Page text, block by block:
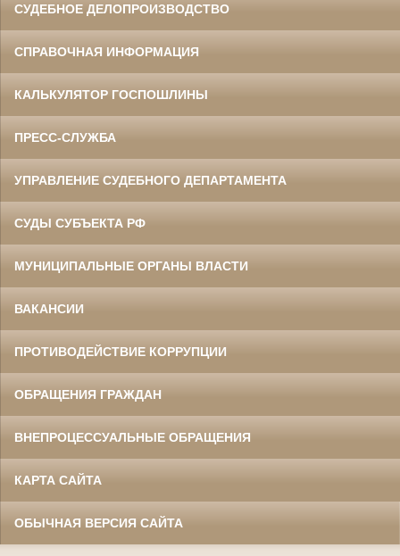
СУДЕБНОЕ ДЕЛОПРОИЗВОДСТВО
СПРАВОЧНАЯ ИНФОРМАЦИЯ
КАЛЬКУЛЯТОР ГОСПОШЛИНЫ
ПРЕСС-СЛУЖБА
УПРАВЛЕНИЕ СУДЕБНОГО ДЕПАРТАМЕНТА
СУДЫ СУБЪЕКТА РФ
МУНИЦИПАЛЬНЫЕ ОРГАНЫ ВЛАСТИ
ВАКАНСИИ
ПРОТИВОДЕЙСТВИЕ КОРРУПЦИИ
ОБРАЩЕНИЯ ГРАЖДАН
ВНЕПРОЦЕССУАЛЬНЫЕ ОБРАЩЕНИЯ
КАРТА САЙТА
ОБЫЧНАЯ ВЕРСИЯ САЙТА